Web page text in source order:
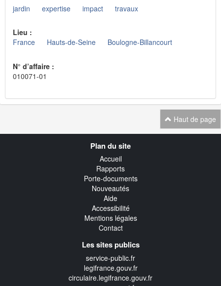
jardin
expertise impact travaux
Lieu :
France
Hauts-de-Seine Boulogne-Billancourt
N° d’affaire :
010071-01
Haut de page
Plan du site
Accueil
Rapports
Porte-documents
Nouveautés
Aide
Accessibilité
Mentions légales
Contact
Les sites publics
service-public.fr
legifrance.gouv.fr
circulaire.legifrance.gouv.fr